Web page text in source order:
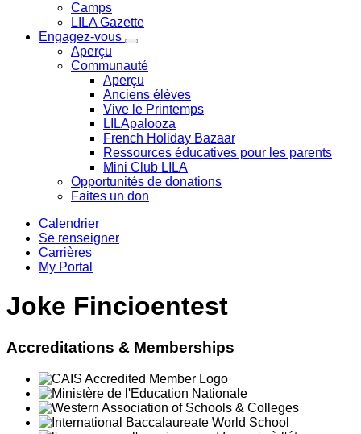
Camps
LILA Gazette
Engagez-vous
Aperçu
Communauté
Aperçu
Anciens élèves
Vive le Printemps
LILApalooza
French Holiday Bazaar
Ressources éducatives pour les parents
Mini Club LILA
Opportunités de donations
Faites un don
Calendrier
Se renseigner
Carrières
My Portal
Joke Fincioentest
Accreditations & Memberships